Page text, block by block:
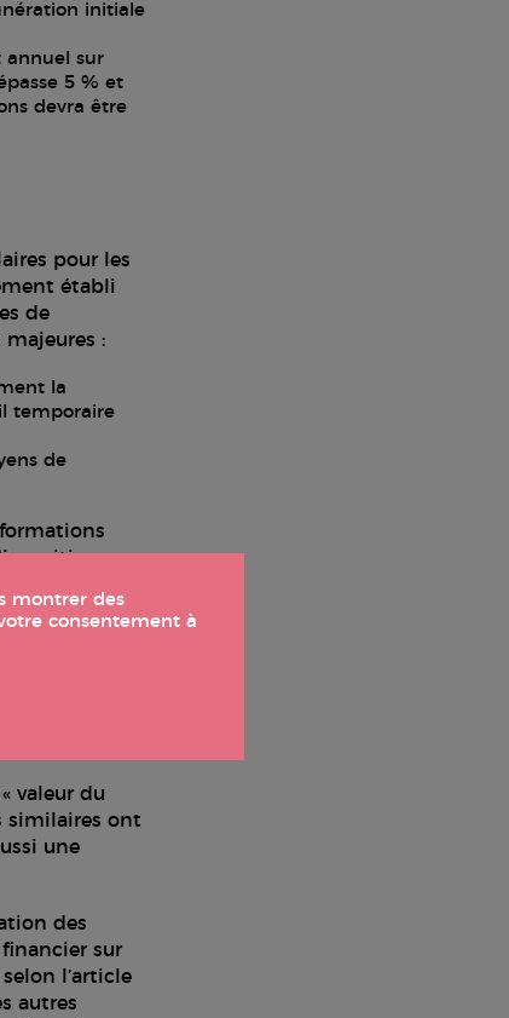
initiale
annuel sur
5 % et
devra être
pour les
établi
de
:
la
temporaire
de
valeur du
similaires ont
une
des
sur
l’article
autres
montrer des
consentement à